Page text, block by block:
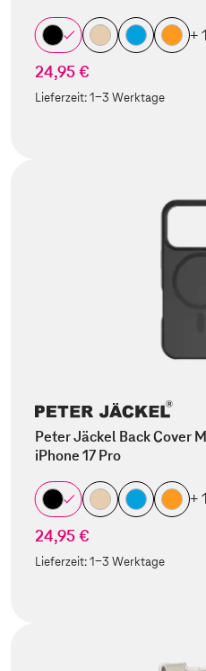
+ 1
24,95 €
Lieferzeit:1-3 Werktage
Peter Jäckel Back Cover
iPhone 17 Pro
+ 1
24,95 €
Lieferzeit:1-3 Werktage